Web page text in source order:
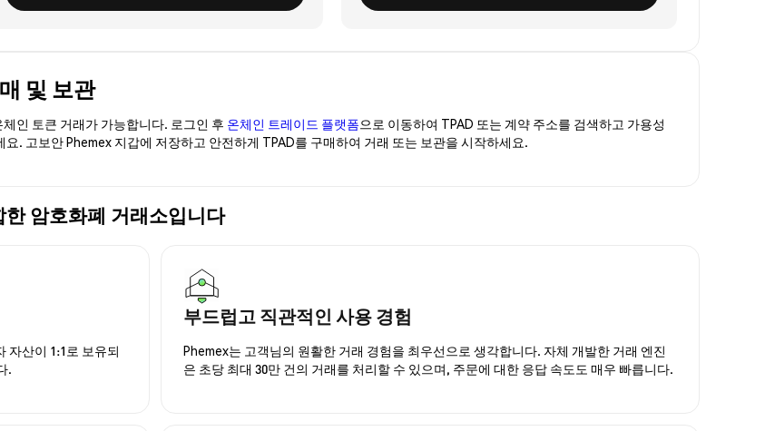
및 보관
인 토큰 거래가 가능합니다. 로그인 후 온체인 트레이드 플랫폼으로 이동하여 TPAD 또는 계약 주소를 검색하고 가용성
. 고보안 Phemex 지갑에 저장하고 안전하게 TPAD를 구매하여 거래 또는 보관을 시작하세요.
암호화폐 거래소입니다
자산이 1:1로 보유되
.
부드럽고 직관적인 사용 경험
Phemex는 고객님의 원활한 거래 경험을 최우선으로 생각합니다. 자체 개발한 거래 엔진
은 초당 최대 30만 건의 거래를 처리할 수 있으며, 주문에 대한 응답 속도도 매우 빠릅니다.